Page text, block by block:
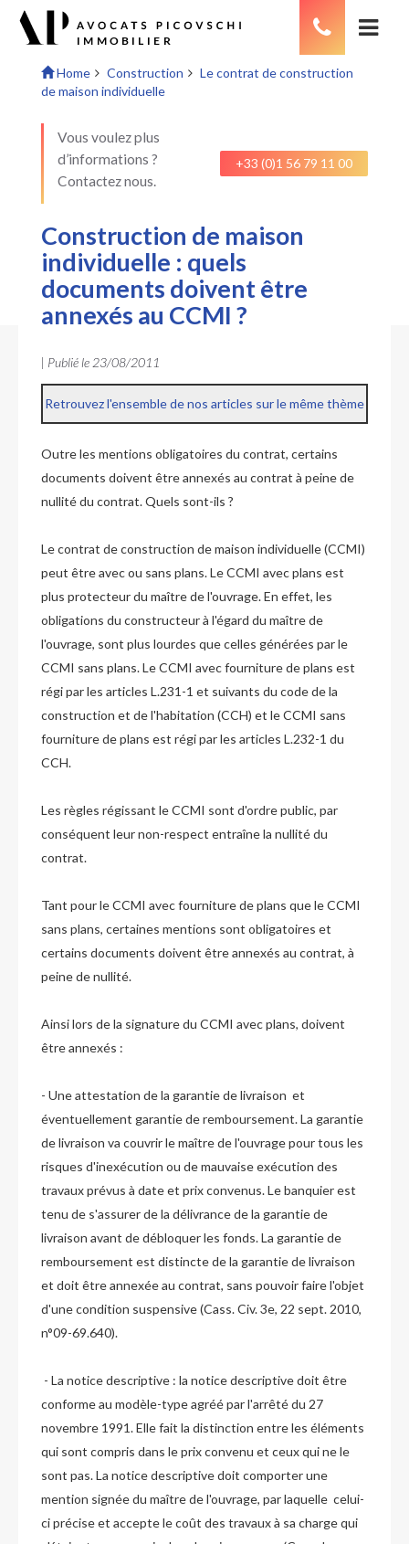
Home Construction
Le contrat de construction
de maison individuelle
Vous voulez plus
d’informations ?
Contactez nous.
+33 (0)1 56 79 11 00
Construction de maison
individuelle : quels
documents doivent être
annexés au CCMI ?
| Publié le 23/08/2011
Retrouvez l'ensemble de nos articles sur le même thème
Outre les mentions obligatoires du contrat, certains
documents doivent être annexés au contrat à peine de
nullité du contrat. Quels sont-ils ?
Le contrat de construction de maison individuelle (CCMI)
peut être avec ou sans plans. Le CCMI avec plans est
plus protecteur du maître de l'ouvrage. En effet, les
obligations du constructeur à l'égard du maître de
l'ouvrage, sont plus lourdes que celles générées par le
CCMI sans plans. Le CCMI avec fourniture de plans est
régi par les articles L.231-1 et suivants du code de la
construction et de l'habitation (CCH) et le CCMI sans
fourniture de plans est régi par les articles L.232-1 du
CCH.
Les règles régissant le CCMI sont d'ordre public, par
conséquent leur non-respect entraîne la nullité du
contrat.
Tant pour le CCMI avec fourniture de plans que le CCMI
sans plans, certaines mentions sont obligatoires et
certains documents doivent être annexés au contrat, à
peine de nullité.
Ainsi lors de la signature du CCMI avec plans, doivent
être annexés :
- Une attestation de la garantie de livraison et
éventuellement garantie de remboursement. La garantie
de livraison va couvrir le maître de l'ouvrage pour tous les
risques d'inexécution ou de mauvaise exécution des
travaux prévus à date et prix convenus. Le banquier est
tenu de s'assurer de la délivrance de la garantie de
livraison avant de débloquer les fonds. La garantie de
remboursement est distincte de la garantie de livraison
et doit être annexée au contrat, sans pouvoir faire l'objet
d'une condition suspensive (Cass. Civ. 3e, 22 sept. 2010,
n°09-69.640).
- La notice descriptive : la notice descriptive doit être
conforme au modèle-type agréé par l'arrêté du 27
novembre 1991. Elle fait la distinction entre les éléments
qui sont compris dans le prix convenu et ceux qui ne le
sont pas. La notice descriptive doit comporter une
mention signée du maître de l'ouvrage, par laquelle celui-
ci précise et accepte le coût des travaux à sa charge qui